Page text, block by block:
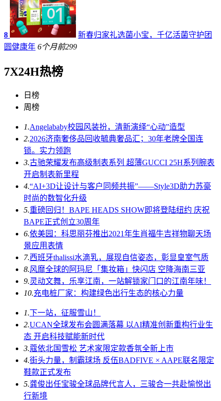
8
新春归家礼选菌小宝，千亿活菌守护团
圆健康年 6个月前299
7X24H热榜
日榜
周榜
1.Angelababy校园风装扮，清新演绎“心动”造型
2.2026济南奢侈品回收毓典奢品汇；30年老牌全国连
锁。实力领跑
3.古驰荣耀发布高级制表系列 超薄GUCCI 25H系列腕表
开启制表新里程
4.“AI+3D让设计与客户同频共振”——Style3D助力苏豪
时尚的数智化升级
5.重磅回归！BAPE HEADS SHOW即将登陆纽约 庆祝
BAPE正式创立30周年
6.依美园：科思丽芬推出2021年生肖福牛吉祥物聊天场
景应用表情
7.西班牙thalissi水滴乳，展现自信姿态，彰显皇室气质
8.风靡全球的阿玛尼「集妆箱」快闪店 空降海南三亚
9.灵动文舞，乐享江南，一站解锁家门口的江南年味！
10.充电桩厂家：构建绿色出行生态的核心力量
1.下一站，征服雪山！
2.UCAN全球发布会圆满落幕 以AI精准创新重构行业生
态 开启科技赋能新时代
3.蔻依北国雪松 艺术家限定款香氛全新上市
4.街头力量，制霸球场 反伍BADFIVE × AAPE联名限定
鞋款正式发布
5.龚俊出任宝骏全球品牌代言人，三骏合一共赴愉悦出
行新境